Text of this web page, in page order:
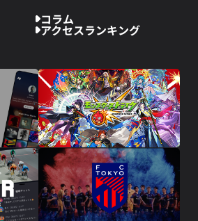
コラム
アクセスランキング